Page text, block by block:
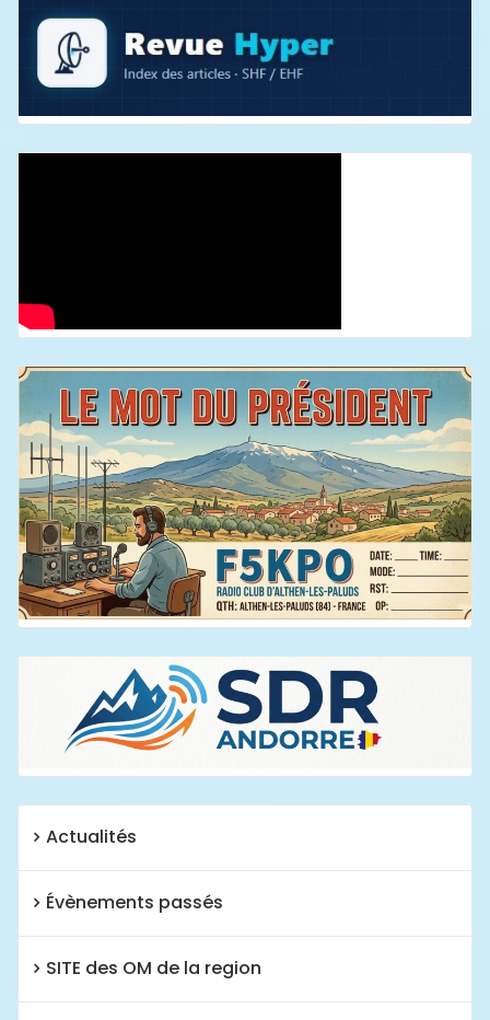
Actualités
Évènements passés
SITE des OM de la region